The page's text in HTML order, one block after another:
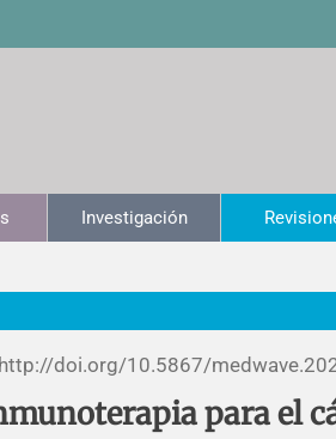
Investigación
http://doi.org/10.5867/
para el